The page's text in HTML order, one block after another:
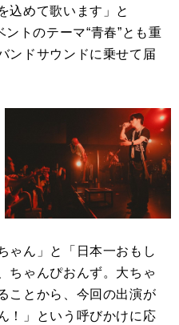
込めて歌います」と
トのテーマ“青春”とも重
ンドサウンドに乗せて届
ゃん」と「日本一おもし
ちゃんぴおんず。大ちゃ
ことから、今回の出演が
！」という呼びかけに応